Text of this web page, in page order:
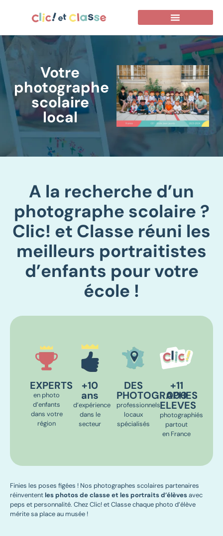
Votre
photographe
scolaire
local
A la recherche d’un
photographe scolaire ?
Clic! et Classe réuni les
meilleurs portraitistes
d’enfants pour votre
école !
EXPERTS
en photo
d’enfants
dans votre
région
+10
ans
d’expérience
dans le
secteur
DES
PHOTOGRAPHES
professionnels
locaux
spécialisés
+11
000
ELEVES
photographiés
partout
en France
Finies les poses figées ! Nos photographes scolaires partenaires
réinvententles photos de classeet les portraits d’élèvesavec
peps et personnalité. Chez Clic! et Classe chaque photo d’élève
mérite sa place au musée !